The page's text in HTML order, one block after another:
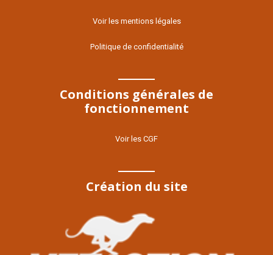
Voir les mentions légales
Politique de confidentialité
Conditions générales de
fonctionnement
Voir les CGF
Création du site